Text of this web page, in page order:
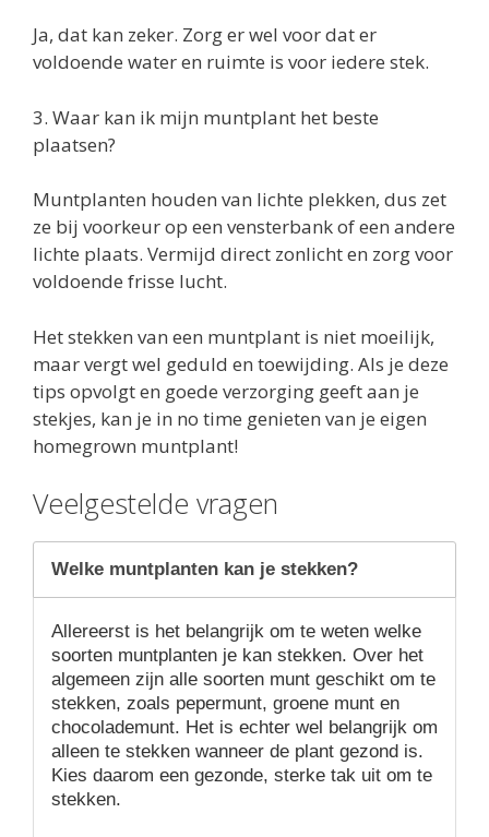
Ja, dat kan zeker. Zorg er wel voor dat er
voldoende water en ruimte is voor iedere stek.
3. Waar kan ik mijn muntplant het beste
plaatsen?
Muntplanten houden van lichte plekken, dus zet
ze bij voorkeur op een vensterbank of een andere
lichte plaats. Vermijd direct zonlicht en zorg voor
voldoende frisse lucht.
Het stekken van een muntplant is niet moeilijk,
maar vergt wel geduld en toewijding. Als je deze
tips opvolgt en goede verzorging geeft aan je
stekjes, kan je in no time genieten van je eigen
homegrown muntplant!
Veelgestelde vragen
Welke muntplanten kan je stekken?
Allereerst is het belangrijk om te weten welke
soorten muntplanten je kan stekken. Over het
algemeen zijn alle soorten munt geschikt om te
stekken, zoals pepermunt, groene munt en
chocolademunt. Het is echter wel belangrijk om
alleen te stekken wanneer de plant gezond is.
Kies daarom een gezonde, sterke tak uit om te
stekken.